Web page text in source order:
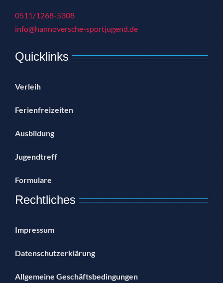
0511/1268-5308
info@hannoversche-sportjugend.de
Quicklinks
Verleih
Ferienfreizeiten
Ausbildung
Jugendtreff
Formulare
Rechtliches
Impressum
Datenschutzerklärung
Allgemeine Geschäftsbedingungen